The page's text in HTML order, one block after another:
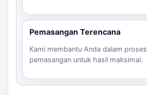
Pemasangan Terencana
Kami membantu Anda dalam proses
pemasangan untuk hasil maksimal.